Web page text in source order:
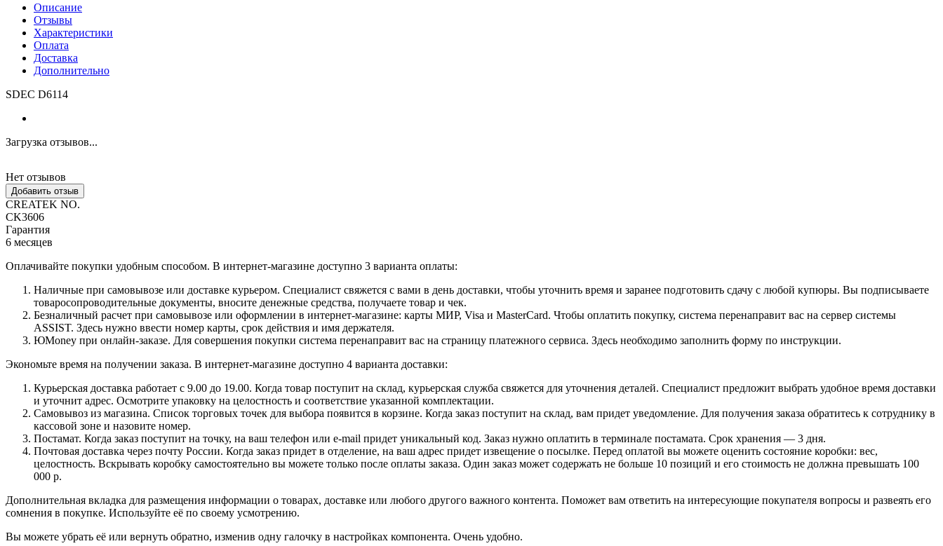
Описание
Отзывы
Характеристики
Оплата
Доставка
Дополнительно
SDEC D6114
Загрузка отзывов...
Нет отзывов
Добавить отзыв
CREATEK NO.
CK3606
Гарантия
6 месяцев
Оплачивайте покупки удобным способом. В интернет-магазине доступно 3 варианта оплаты:
Наличные при самовывозе или доставке курьером. Специалист свяжется с вами в день доставки, чтобы уточнить время и заранее подготовить сдачу с любой купюры. Вы подписываете
товаросопроводительные документы, вносите денежные средства, получаете товар и чек.
Безналичный расчет при самовывозе или оформлении в интернет-магазине: карты МИР, Visa и MasterCard. Чтобы оплатить покупку, система перенаправит вас на сервер системы
ASSIST. Здесь нужно ввести номер карты, срок действия и имя держателя.
ЮMoney при онлайн-заказе. Для совершения покупки система перенаправит вас на страницу платежного сервиса. Здесь необходимо заполнить форму по инструкции.
Экономьте время на получении заказа. В интернет-магазине доступно 4 варианта доставки:
Курьерская доставка работает с 9.00 до 19.00. Когда товар поступит на склад, курьерская служба свяжется для уточнения деталей. Специалист предложит выбрать удобное время доставки
и уточнит адрес. Осмотрите упаковку на целостность и соответствие указанной комплектации.
Самовывоз из магазина. Список торговых точек для выбора появится в корзине. Когда заказ поступит на склад, вам придет уведомление. Для получения заказа обратитесь к сотруднику в
кассовой зоне и назовите номер.
Постамат. Когда заказ поступит на точку, на ваш телефон или e-mail придет уникальный код. Заказ нужно оплатить в терминале постамата. Срок хранения — 3 дня.
Почтовая доставка через почту России. Когда заказ придет в отделение, на ваш адрес придет извещение о посылке. Перед оплатой вы можете оценить состояние коробки: вес,
целостность. Вскрывать коробку самостоятельно вы можете только после оплаты заказа. Один заказ может содержать не больше 10 позиций и его стоимость не должна превышать 100
000 р.
Дополнительная вкладка для размещения информации о товарах, доставке или любого другого важного контента. Поможет вам ответить на интересующие покупателя вопросы и развеять его
сомнения в покупке. Используйте её по своему усмотрению.
Вы можете убрать её или вернуть обратно, изменив одну галочку в настройках компонента. Очень удобно.